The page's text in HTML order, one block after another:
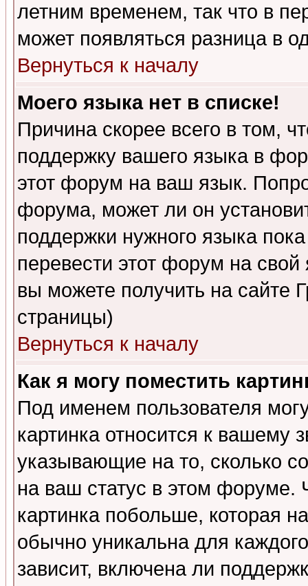
летним временем, так что в
может появляться разница в
Вернуться к началу
Моего языка нет в списке!
Причина скорее всего в том,
поддержку вашего языка в
этот форум на ваш язык.
форума, может ли он
поддержки нужного языка
перевести этот форум на
вы можете получить на сайте
страницы)
Вернуться к началу
Как я могу поместить
Под именем пользователя
картинка относится к вашему
указывающие на то, сколько
на ваш статус в этом форуме.
картинка побольше, которая
обычно уникальна для
зависит, включена ли